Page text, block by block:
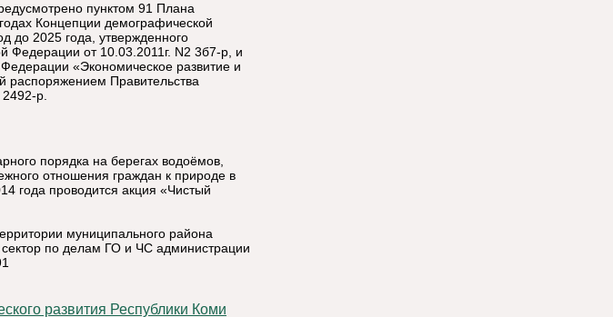
пунктом 91 Плана
Концепции демографической
до 2025 года, утвержденного
Федерации от 10.03.2011г. N2 3б7-р, и
«Экономическое развитие и
распоряжением Правительства
р.
порядка на берегах водоёмов,
отношения граждан к природе в
года проводится акция «Чистый
муниципального района
по делам ГО и ЧС администрации